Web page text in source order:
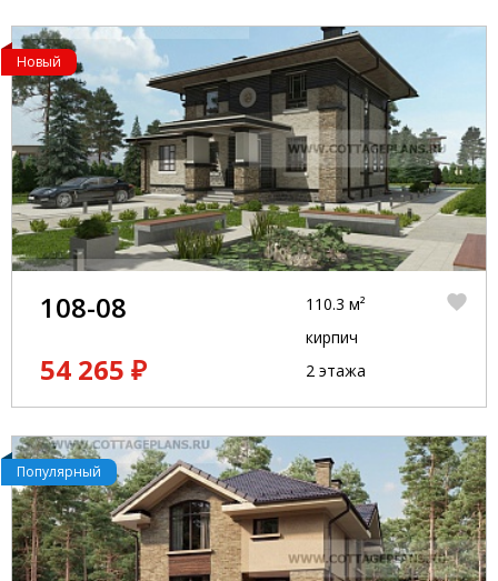
Новый
108-08
54 265 ₽
110.3 м²
кирпич
2 этажа
Популярный